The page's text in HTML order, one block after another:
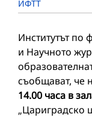
ИФТТ
Институтът по
и Научното
съобщават, че
14.00 часа в
„Цариградско